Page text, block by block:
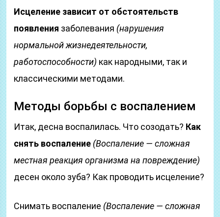
Исцеление зависит от обстоятельств
появления заболевания (нарушения
нормальной жизнедеятельности,
работоспособности) как народными, так и
классическими методами.
Методы борьбы с воспалением
Итак, десна воспалилась. Что созодать? Как
снять воспаление (Воспаление — сложная
местная реакция организма на повреждение)
десен около зуба? Как проводить исцеление?
Снимать воспаление (Воспаление — сложная